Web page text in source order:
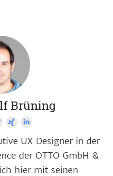
Brüning
UX Designer in der
der OTTO GmbH &
hier mit seinen